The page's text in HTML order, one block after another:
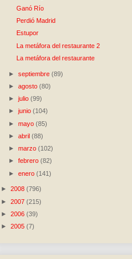
Ganó Río
Perdió Madrid
Estupor
La metáfora del restaurante 2
La metáfora del restaurante
►septiembre(89)
►agosto(80)
►julio(99)
►junio(104)
►mayo(85)
►abril(88)
►marzo(102)
►febrero(82)
►enero(141)
► 2008 (796)
► 2007 (215)
► 2006 (39)
► 2005 (7)